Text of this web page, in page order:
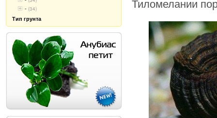
Тиломелании
- (34)
Тип грунта